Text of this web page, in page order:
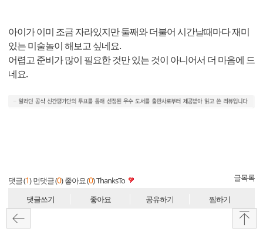
아이가 이미 조금 자라있지만 둘째와 더불어 시간날때마다 재미
있는 미술놀이 해보고 싶네요.
어렵고 준비가 많이 필요한 것만 있는 것이 아니어서 더 마음에 드
네요.
댓글 (1) 먼댓글 (0) 좋아요 (0)ThanksTo 글목록
댓글쓰기 좋아요 공유하기 찜하기